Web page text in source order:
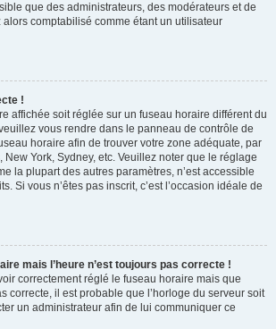
que des administrateurs, des modérateurs et de
alors comptabilisé comme étant un utilisateur
!
affichée soit réglée sur un fuseau horaire différent du
vous rendre dans le panneau de contrôle de
horaire afin de trouver votre zone adéquate, par
York, Sydney, etc. Veuillez noter que le réglage
la plupart des autres paramètres, n’est accessible
Si vous n’êtes pas inscrit, c’est l’occasion idéale de
mais l’heure n’est toujours pas correcte !
correctement réglé le fuseau horaire mais que
correcte, il est probable que l’horloge du serveur soit
un administrateur afin de lui communiquer ce